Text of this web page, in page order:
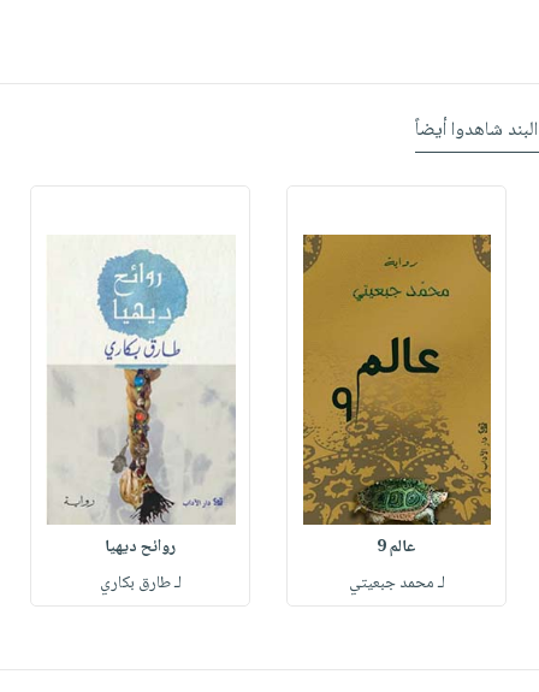
شاهدوا أيضاً
عالم 9
لـ محمد جبعيتي
روائح ديهيا
لـ طارق بكاري